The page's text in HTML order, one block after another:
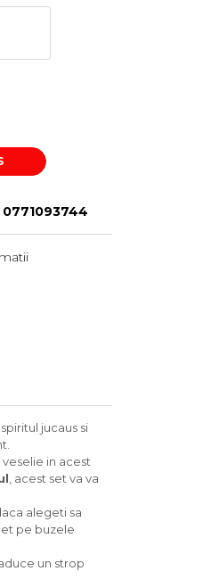
0771093744
jucaus si
in acest
, acest set va va
alegeti sa
pe buzele
un strop